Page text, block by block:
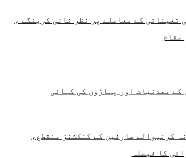
تعیناتی کے معاملے پر نظر ثانی کرینگے ،
مقام
کے معدنیات اور پہاڑوں کی کہانی
کرنیوالے صارفین کے کنکشنز منقطع،
کا فیصلہ